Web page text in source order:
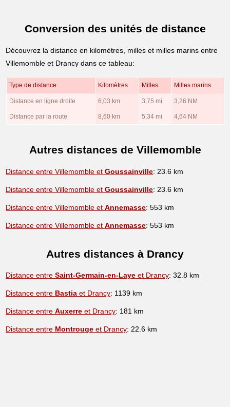
Conversion des unités de distance
Découvrez la distance en kilomètres, milles et milles marins entre
Villemomble et Drancy dans ce tableau:
Type de distance Kilomètres Milles Milles marins
Distance en ligne droite 6,03 km 3,75 mi 3,26 NM
Distance par la route 8,60 km 5,34 mi 4,64 NM
Autres distances de Villemomble
Distance entre Villemomble etGoussainville: 23.6 km
Distance entre Villemomble etGoussainville: 23.6 km
Distance entre Villemomble etAnnemasse: 553 km
Distance entre Villemomble etAnnemasse: 553 km
Autres distances à Drancy
Distance entreSaint-Germain-en-Laye et Drancy: 32.8 km
Distance entre Bastia et Drancy: 1139 km
Distance entreAuxerre et Drancy: 181 km
Distance entre Montrouge et Drancy: 22.6 km